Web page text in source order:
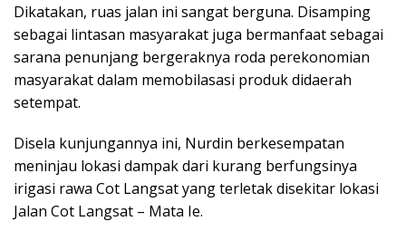
Dikatakan, ruas jalan ini sangat berguna. Disamping
sebagai lintasan masyarakat juga bermanfaat sebagai
sarana penunjang bergeraknya roda perekonomian
masyarakat dalam memobilasasi produk didaerah
setempat.
Disela kunjungannya ini, Nurdin berkesempatan
meninjau lokasi dampak dari kurang berfungsinya
irigasi rawa Cot Langsat yang terletak disekitar lokasi
Jalan Cot Langsat – Mata Ie.